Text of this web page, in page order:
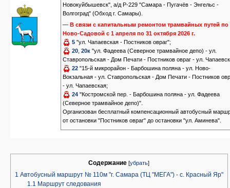
Новокуйбышевск", а/д Р-229 "Самара - Пугачёв - Энгельс -
Волгоград" (Обход г. Самары).
— В связи с капитальным ремонтом трамвайных путей по
Ново-Садовой с 1 апреля по 31 октября 2026 г.
5 "ул. Чапаевская - Постников овраг";
20 ,20к "ул. Фадеева (Северное трамвайное депо) - ул.
Ставропольская - Дом Печати - Постников овраг - ул.
22 "15-й микрорайон - Барбошина поляна - ул. Ново-
Вокзальная - ул. Ставропольская - Дом Печати - Постников
- ул. Чапаевская;
24 "Костромской пер. - Барбошина поляна - ул. Фадеева
(Северное трамвайное депо)".
Организован бесплатный компенсационный автобусный
от остановки "Постников овраг" до остановки "ул. Аминева".
Содержание [убрать]
1 Автобусный маршрут № 110м "г. Самара (ТЦ "МЕГА") - с. Красный Яр"
1.1 Маршрут следования